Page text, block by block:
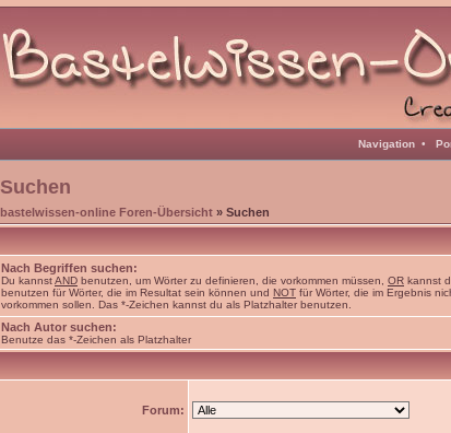
Navigation •
Suchen
bastelwissen-online Foren-Übersicht » Suchen
Nach Begriffen suchen:
Du kannstAND benutzen, um Wörter zu definieren, die vorkommen müssen, OR kannst
benutzen für Wörter, die im Resultat sein können und NOT für Wörter, die im Ergebnis
vorkommen sollen. Das *-Zeichen kannst du als Platzhalter benutzen.
Nach Autor suchen:
Benutze das *-Zeichen als Platzhalter
Forum: